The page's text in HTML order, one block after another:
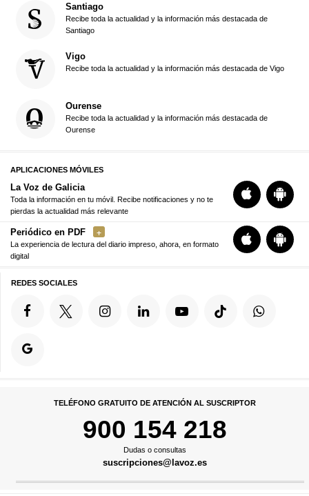
Santiago
Recibe toda la actualidad y la información más destacada de
Santiago
Vigo
Recibe toda la actualidad y la información más destacada de Vigo
Ourense
Recibe toda la actualidad y la información más destacada de
Ourense
APLICACIONES MÓVILES
La Voz de Galicia
Toda la información en tu móvil. Recibe notificaciones y no te
pierdas la actualidad más relevante
Periódico en PDF
La experiencia de lectura del diario impreso, ahora, en formato
digital
REDES SOCIALES
TELÉFONO GRATUITO DE ATENCIÓN AL SUSCRIPTOR
900 154 218
Dudas o consultas
suscripciones@lavoz.es